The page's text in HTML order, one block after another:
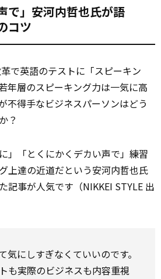
で」安河内哲也氏が語
コツ
で英語のテストに「スピーキン
年層のスピーキング力は一気に高
不得手なビジネスパーソンはどう
？
」「とくにかくデカい声で」練習
上達の近道だという安河内哲也氏
記事が人気です（NIKKEI STYLE 出
気にしすぎなくていいのです。
も実際のビジネスも内容重視